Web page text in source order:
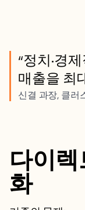
“정치·경
매출을 최
신결 과장, 클러
다이렉
화